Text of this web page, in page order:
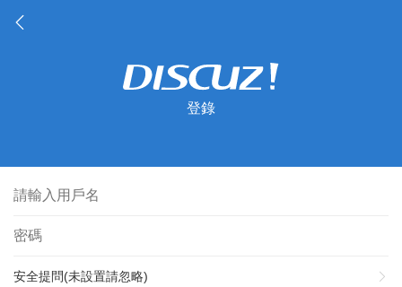
登錄
安全提問(未設置請忽略)